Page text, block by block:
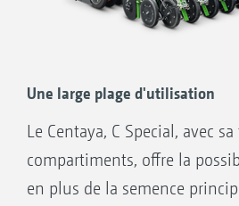
Une large plage d'utilisation
Le Centaya, C Special, avec
compartiments, offre la
en plus de la semence